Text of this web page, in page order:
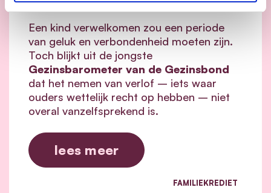
Een kind verwelkomen zou een periode
van geluk en verbondenheid moeten zijn.
Toch blijkt uit de jongste
Gezinsbarometer van de Gezinsbond
dat het nemen van verlof – iets waar
ouders wettelijk recht op hebben – niet
overal vanzelfsprekend is.
lees meer
FAMILIEKREDIET